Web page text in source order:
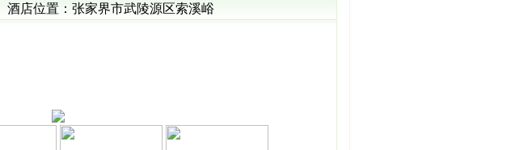
酒店位置： 张家界市武陵源区索溪峪